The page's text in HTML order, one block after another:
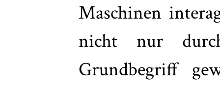
Maschinen
nicht nur
Grundbegriff